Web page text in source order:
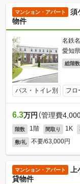
マンション・アパート
須
物件
名鉄
愛知
総階数
バス・トイレ別 フロ
6.3万円 （管理費4,000
階数 1階 間取り 1K
敷/礼 不要/63,000円
マンション・アパート
貸物件